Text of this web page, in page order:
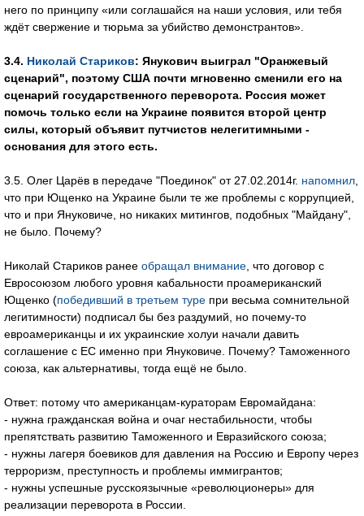
него по принципу «или соглашайся на наши условия, или тебя
ждёт свержение и тюрьма за убийство демонстрантов».
3.4. Николай Стариков: Янукович выиграл "Оранжевый
сценарий", поэтому США почти мгновенно сменили его на
сценарий государственного переворота. Россия может
помочь только если на Украине появится второй центр
силы, который объявит путчистов нелегитимными -
основания для этого есть.
3.5. Олег Царёв в передаче "Поединок" от 27.02.2014г. напомнил
что при Ющенко на Украине были те же проблемы с коррупцией,
что и при Януковиче, но никаких митингов, подобных "Майдану",
не было. Почему?
Николай Стариков ранее обращал внимание , что договор с
Евросоюзом любого уровня кабальности проамериканский
Ющенко (победивший в третьем туре при весьма сомнительной
легитимности) подписал бы без раздумий, но почему-то
евроамериканцы и их украинские холуи начали давить
соглашение с ЕС именно при Януковиче. Почему? Таможенного
союза, как альтернативы, тогда ещё не было.
Ответ: потому что американцам-кураторам Евромайдана:
- нужна гражданская война и очаг нестабильности, чтобы
препятствать развитию Таможенного и Евразийского союза;
- нужны лагеря боевиков для давления на Россию и Европу через
терроризм, преступность и проблемы иммигрантов;
- нужны успешные русскоязычные «революционеры» для
реализации переворота в России.